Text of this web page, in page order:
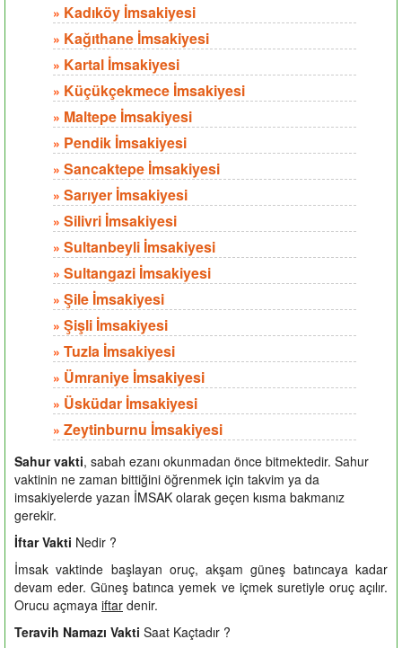
» Kadıköy İmsakiyesi
» Kağıthane İmsakiyesi
» Kartal İmsakiyesi
» Küçükçekmece İmsakiyesi
» Maltepe İmsakiyesi
» Pendik İmsakiyesi
» Sancaktepe İmsakiyesi
» Sarıyer İmsakiyesi
» Silivri İmsakiyesi
» Sultanbeyli İmsakiyesi
» Sultangazi İmsakiyesi
» Şile İmsakiyesi
» Şişli İmsakiyesi
» Tuzla İmsakiyesi
» Ümraniye İmsakiyesi
» Üsküdar İmsakiyesi
» Zeytinburnu İmsakiyesi
Sahur vakti, sabah ezanı okunmadan önce bitmektedir. Sahur
vaktinin ne zaman bittiğini öğrenmek için takvim ya da
imsakiyelerde yazan İMSAK olarak geçen kısma bakmanız
gerekir.
İftar Vakti Nedir ?
İmsak vaktinde başlayan oruç, akşam güneş batıncaya kadar
devam eder. Güneş batınca yemek ve içmek suretiyle oruç açılır.
Orucu açmaya iftar denir.
Teravih Namazı Vakti Saat Kaçtadır ?